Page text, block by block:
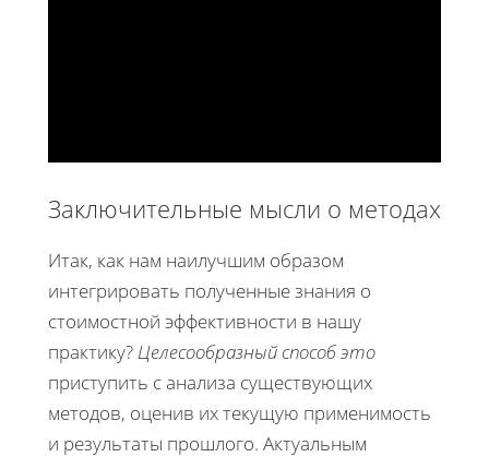
Заключительные мысли о методах
Итак, как нам наилучшим образом
интегрировать полученные знания о
стоимостной эффективности в нашу
практику? Целесообразный способ это
приступить с анализа существующих
методов, оценив их текущую применимость
и результаты прошлого. Актуальным